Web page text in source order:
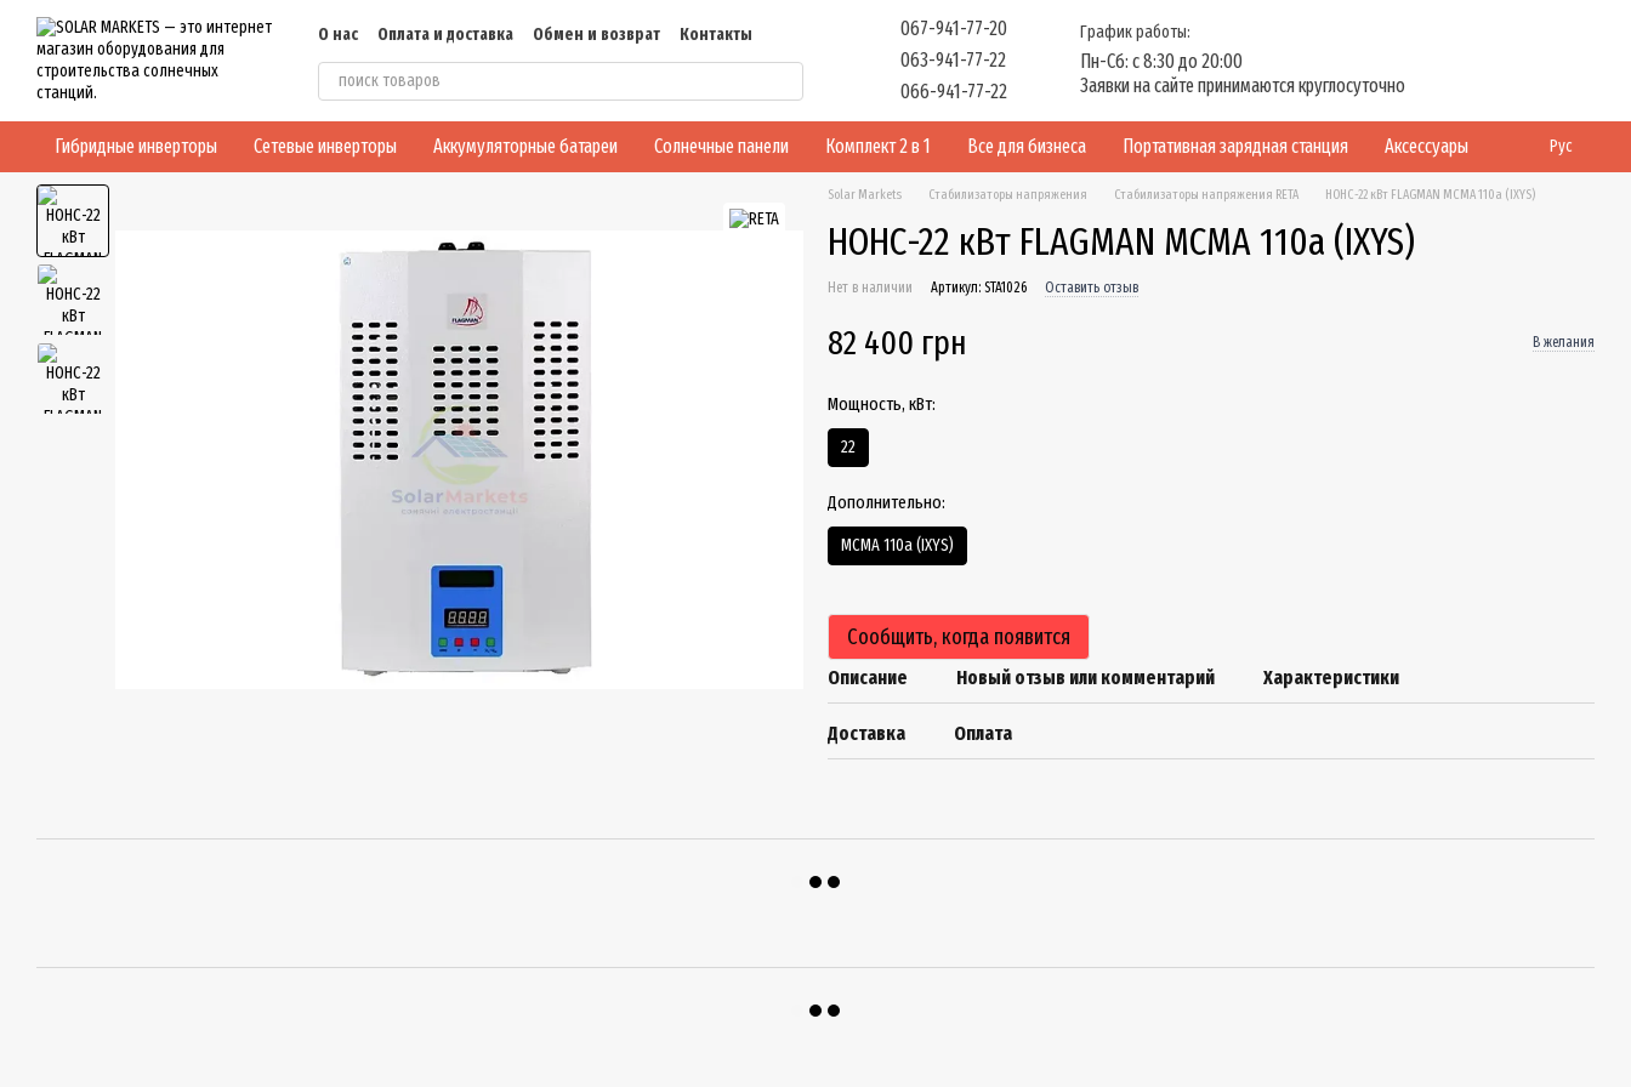
Перейти к основному контенту
О нас Оплата и доставка Обмен и возврат
Контакты
Блог
Конфиденциальность Отзывы
067-941-77-20
063-941-77-22
066-941-77-22
График работы:
Пн-Сб: с 8:30 до 20:00
Заявки на сайте принимаются круглосуточно
Гибридные инверторы Сетевые инверторы Аккумуляторные батареи Солнечные панели Комплект 2 в 1 Все для бизнеса Портативная зарядная станция Аксессуары Рус
Solar Markets Стабилизаторы напряжения Стабилизаторы напряжения RETA НОНС-22 кВт FLAGMAN MCMA 110a (IXYS)
НОНС-22 кВт FLAGMAN MCMA 110a (IXYS)
Нет в наличии Артикул: STA1026 Оставить отзыв
82 400 грн В желания
Мощность, кВт:
22
Дополнительно:
MCMA 110a (IXYS)
Сообщить, когда появится
Описание Новый отзыв или комментарий Характеристики
Доставка Оплата